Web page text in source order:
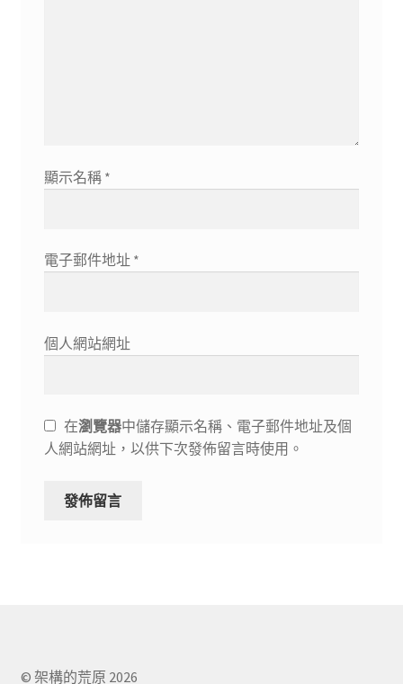
顯示名稱 *
電子郵件地址 *
個人網站網址
在瀏覽器中儲存顯示名稱、電子郵件地址及個
人網站網址，以供下次發佈留言時使用。
© 架構的荒原 2026